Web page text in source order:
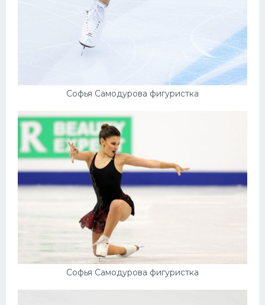
Софья Самодурова фигуристка
Софья Самодурова фигуристка